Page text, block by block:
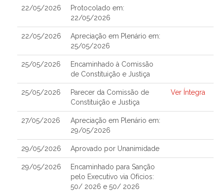
22/05/2026
Protocolado em:
22/05/2026
22/05/2026
Apreciação em Plenário em:
25/05/2026
25/05/2026
Encaminhado à Comissão
de Constituição e Justiça
25/05/2026
Parecer da Comissão de
Constituição e Justiça
Ver Íntegra
27/05/2026
Apreciação em Plenário em:
29/05/2026
29/05/2026 Aprovado por Unanimidade
29/05/2026
Encaminhado para Sanção
pelo Executivo via Ofícios:
50/ 2026 e 50/ 2026